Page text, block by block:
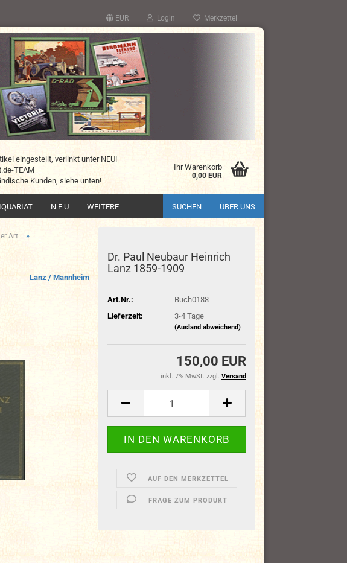
EUR Login Merkzettel
eingestellt, verlinkt unter NEU!
TEAM
Kunden, siehe unten!
Ihr Warenkorb
0,00 EUR
N E U SUCHEN ÜBER UNS
WEITERE
Art »
Lanz / Mannheim
Dr. Paul Neubaur Heinrich
Lanz 1859-1909
Art.Nr.:
Buch0188
Lieferzeit:
3-4 Tage
(Ausland abweichend)
150,00 EUR
inkl. 7% MwSt. zzgl. Versand
AUF DEN MERKZETTEL
FRAGE ZUM PRODUKT